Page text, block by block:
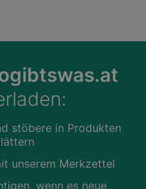
stöbere in Produkten
unserem Merkzettel
wenn es neue